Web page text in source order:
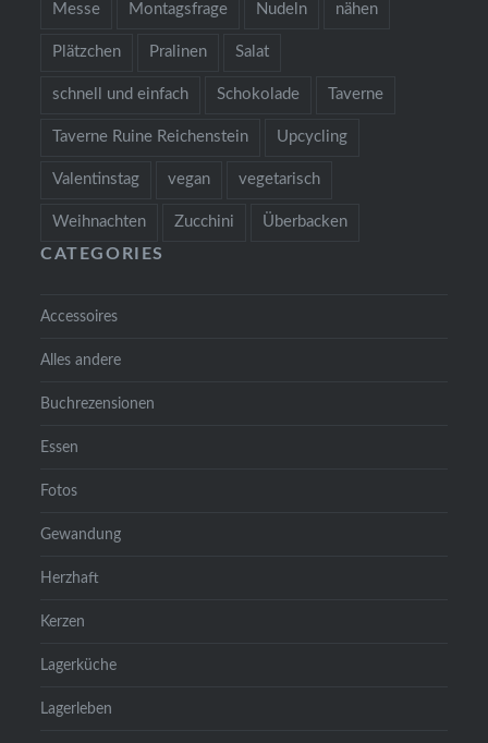
Messe Montagsfrage Nudeln nähen
Plätzchen Pralinen Salat
schnell und einfach Schokolade Taverne
Taverne Ruine Reichenstein Upcycling
Valentinstag vegan vegetarisch
Weihnachten Zucchini Überbacken
CATEGORIES
Accessoires
Alles andere
Buchrezensionen
Essen
Fotos
Gewandung
Herzhaft
Kerzen
Lagerküche
Lagerleben